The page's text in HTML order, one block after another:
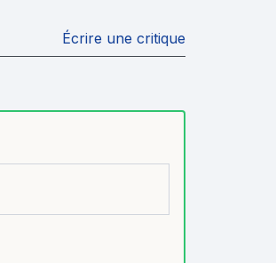
Écrire une critique